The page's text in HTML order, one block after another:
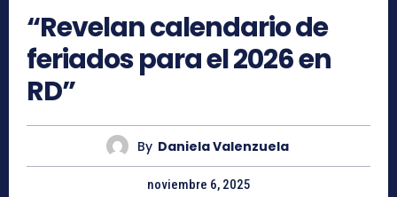
“Revelan calendario de
feriados para el 2026 en
RD”
By Daniela Valenzuela
noviembre 6, 2025